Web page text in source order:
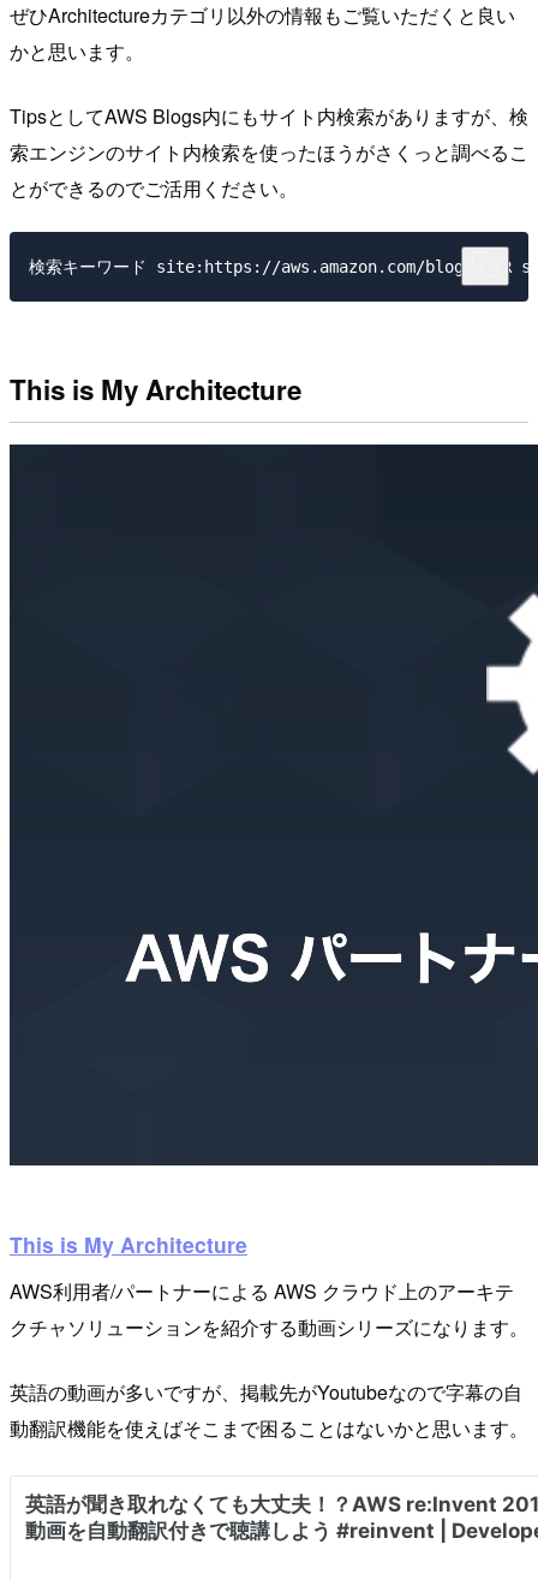
ぜひArchitectureカテゴリ以外の情報もご覧いただくと良い
かと思います。
TipsとしてAWS Blogs内にもサイト内検索がありますが、検
索エンジンのサイト内検索を使ったほうがさくっと調べるこ
とができるのでご活用ください。
This is My Architecture
This is My Architecture
AWS利用者/パートナーによる AWS クラウド上のアーキテ
クチャソリューションを紹介する動画シリーズになります。
英語の動画が多いですが、掲載先がYoutubeなので字幕の自
動翻訳機能を使えばそこまで困ることはないかと思います。